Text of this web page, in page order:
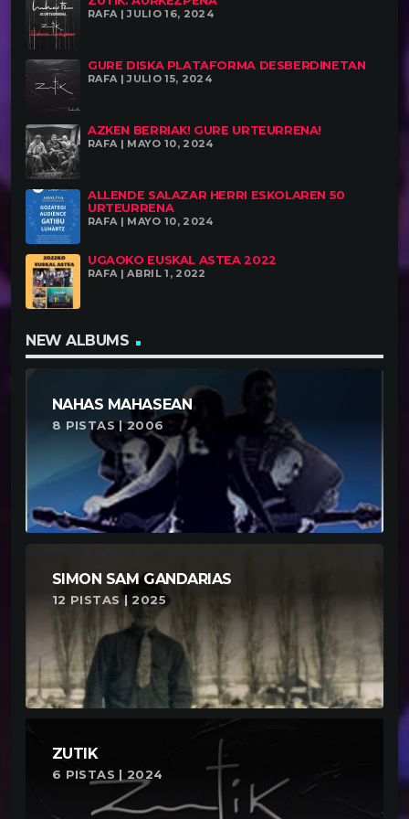
RAFA | JULIO 16, 2024
GURE DISKA PLATAFORMA DESBERDINETAN
RAFA | JULIO 15, 2024
AZKEN BERRIAK! GURE URTEURRENA!
RAFA | MAYO 10, 2024
ALLENDE SALAZAR HERRI ESKOLAREN 50
URTEURRENA
RAFA | MAYO 10, 2024
UGAOKO EUSKAL ASTEA 2022
RAFA | ABRIL 1, 2022
NEW ALBUMS
NAHAS MAHASEAN
8 PISTAS | 2006
SIMON SAM GANDARIAS
12 PISTAS | 2025
ZUTIK
6 PISTAS | 2024